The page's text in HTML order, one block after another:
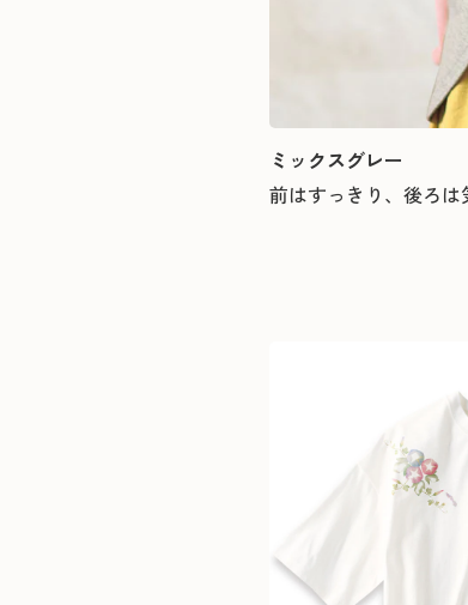
ミックスグレー
前はすっきり、後ろは